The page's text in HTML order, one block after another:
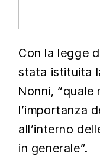
Con la legge
stata istituita
Nonni, “quale
l’importanza
all’interno
in generale”.